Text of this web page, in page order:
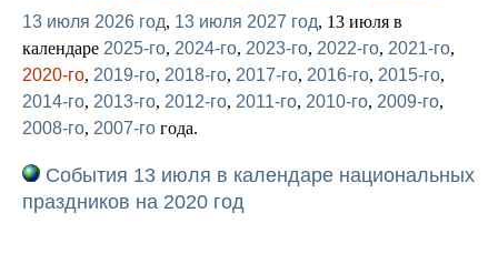
13 июля 2026 год, 13 июля 2027 год, 13 июля в
календаре 2025-го, 2024-го, 2023-го, 2022-го, 2021-го,
2020-го, 2019-го, 2018-го, 2017-го, 2016-го, 2015-го,
2014-го, 2013-го, 2012-го, 2011-го, 2010-го, 2009-го,
2008-го, 2007-го года.
События 13 июля в календаре национальных
праздников на 2020 год